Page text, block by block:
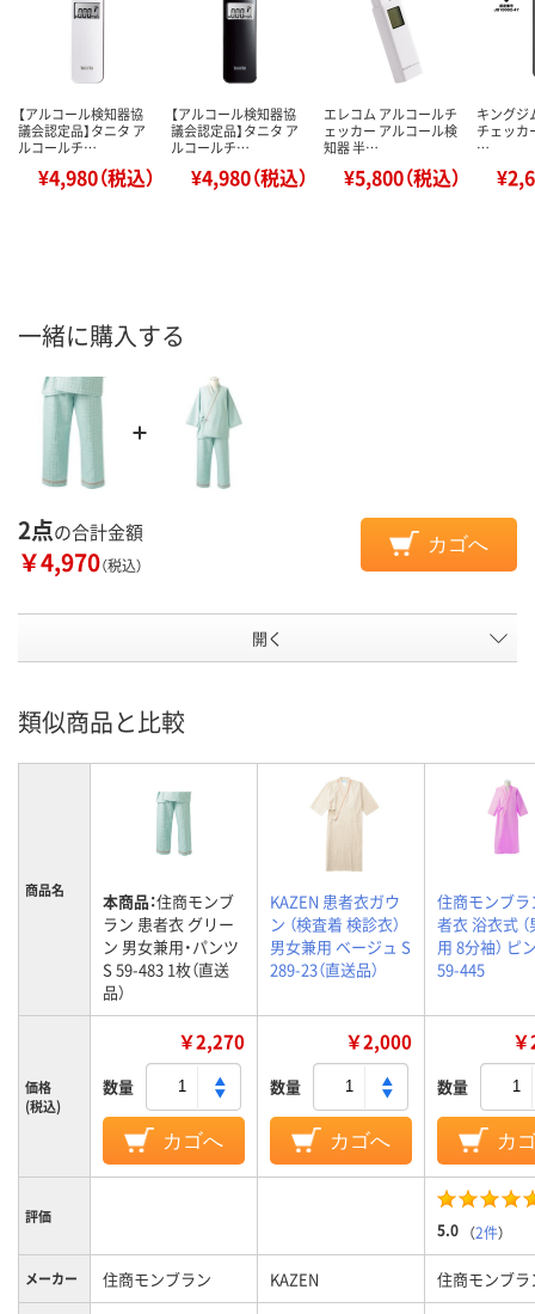
【アルコール検知器協
議会認定品】タニタ ア
ルコールチ…
¥4,980（税込）
【アルコール検知器協
議会認定品】タニタ ア
ルコールチ…
¥4,980（税込）
エレコム アルコールチ
ェッカー アルコール検
知器 半…
¥5,800（税込）
キングジ
チェッカ
…
一緒に購入する
2点の合計金額
￥4,970（税込）
カゴへ
開く
類似商品と比較
商品名 本商品：住商モンブ
ラン 患者衣 グリー
ン 男女兼用・パンツ
S 59-483 1枚（直送
品）
KAZEN 患者衣ガウ
ン （検査着 検診衣）
男女兼用 ベージュ S
289-23（直送品）
住商モンブラ
者衣 浴衣式
用 8分袖） ピ
59-445
価格
(税込)
￥2,270
数量
カゴへ
￥2,000
数量
カゴへ
数量
カ
評価
5.0 （2件）
メーカー 住商モンブラン KAZEN 住商モンブラ